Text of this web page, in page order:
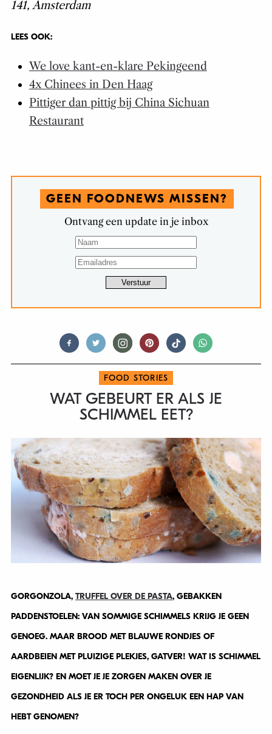
141,Amsterdam
LEES OOK:
We love kant-en-klare Pekingeend
4x Chinees in Den Haag
Pittiger dan pittig bij China Sichuan
Restaurant
GEEN FOODNEWS MISSEN?
Ontvang een update in je inbox
FOOD STORIES
WAT GEBEURT ER ALS JE
SCHIMMEL EET?
GORGONZOLA, TRUFFEL OVER DE PASTA, GEBAKKEN
PADDENSTOELEN: VAN SOMMIGE SCHIMMELS KRIJG JE GEEN
GENOEG. MAAR BROOD MET BLAUWE RONDJES OF
AARDBEIEN MET PLUIZIGE PLEKJES, GATVER! WAT IS SCHIMMEL
EIGENLIJK? EN MOET JE JE ZORGEN MAKEN OVER JE
GEZONDHEID ALS JE ER TOCH PER ONGELUK EEN HAP VAN
HEBT GENOMEN?